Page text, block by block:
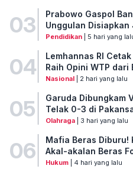
03
Prabowo Gaspol
Unggulan
Pendidikan| 5 hari yang
04
Lemhannas RI
Raih Opini WTP dari
Nasional| 2 hari yang lalu
05
Garuda Dibungkam
Telak 0-3 di
Olahraga| 3 hari yang lalu
06
Mafia Beras Diburu!
Akal-akalan Beras
Hukum| 4 hari yang lalu